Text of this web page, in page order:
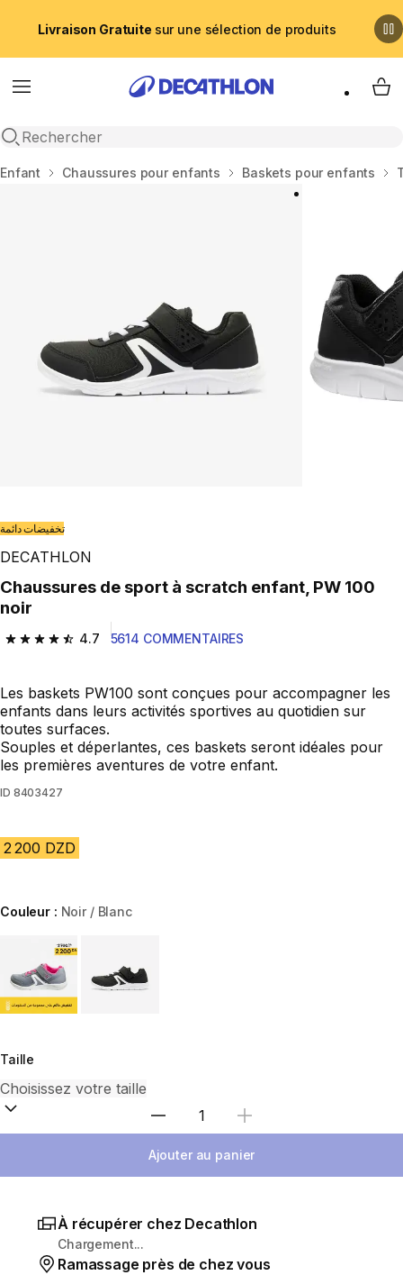
Livraison Gratuite sur une sélection de produits
Menu
Recherche ouverte
My
Accueil
Enfant Chaussures pour enfants Baskets pour enfants
تخفيضات دائمة
DECATHLON
Chaussures de sport à scratch enfant, PW 100
noir
4.7
4.7 out of 5 stars from 5614 reviews
5614 COMMENTAIRES
Les baskets PW100 sont conçues pour accompagner les
enfants dans leurs activités sportives au quotidien sur
toutes surfaces.
Souples et déperlantes, ces baskets seront idéales pour
les premières aventures de votre enfant.
ID 8403427
2 200 DZD
Couleur : Noir / Blanc
Choose a variant
Taille
Sélectionnez la quantité
Ajouter au panier
À récupérer chez Decathlon
Chargement...
Ramassage près de chez vous